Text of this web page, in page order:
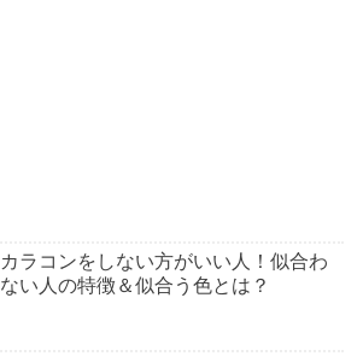
カラコンをしない方がいい人！似合わ
ない人の特徴＆似合う色とは？